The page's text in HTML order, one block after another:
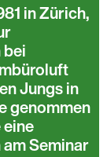
in Zürich,
Jungs in
genommen
Seminar